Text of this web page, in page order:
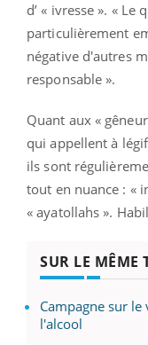
d’ « ivresse ». «
particulièrement
négative d'autres
responsable ».
Quant aux «
qui appellent à
ils sont
tout en nuance : «
« ayatollahs ».
SUR LE MÊME
Campagne sur
l'alcool